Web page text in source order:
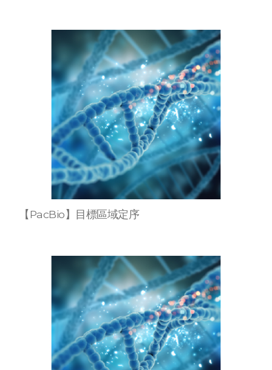
【PacBio】目標區域定序